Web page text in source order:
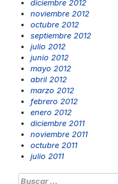
diciembre 2012
noviembre 2012
octubre 2012
septiembre 2012
julio 2012
junio 2012
mayo 2012
abril 2012
marzo 2012
febrero 2012
enero 2012
diciembre 2011
noviembre 2011
octubre 2011
julio 2011
Buscar: